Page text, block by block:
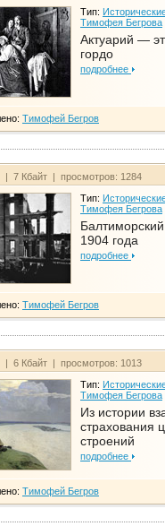
Тип:
Тимофея Бегрова
Актуарий —
гордо
подробнее
Тимофей Бегров
| 7 Кбайт | просмотров: 1284
Тип:
Тимофея Бегрова
1904 года
подробнее
Тимофей Бегров
| 6 Кбайт | просмотров: 1013
Тип:
Тимофея Бегрова
Из истории
страхования
строений
подробнее
Тимофей Бегров